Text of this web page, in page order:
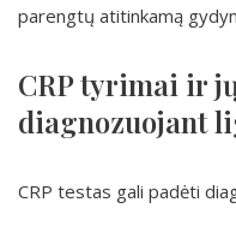
parengtų atitinkamą
CRP tyrimai ir
diagnozuojant
CRP testas gali padėti